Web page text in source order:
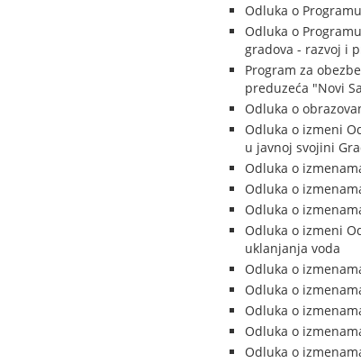
Odluka o
Odluka o
gradova - razvoj i
Program za
preduzeća "Novi
Odluka o
Odluka o izmeni
u javnoj svojini
Odluka o
Odluka o
Odluka o
Odluka o izmeni
uklanjanja voda
Odluka o
Odluka o
Odluka o
Odluka o
Odluka o